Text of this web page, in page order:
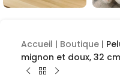
Accueil | Boutique |
mignon et doux, 32 cm